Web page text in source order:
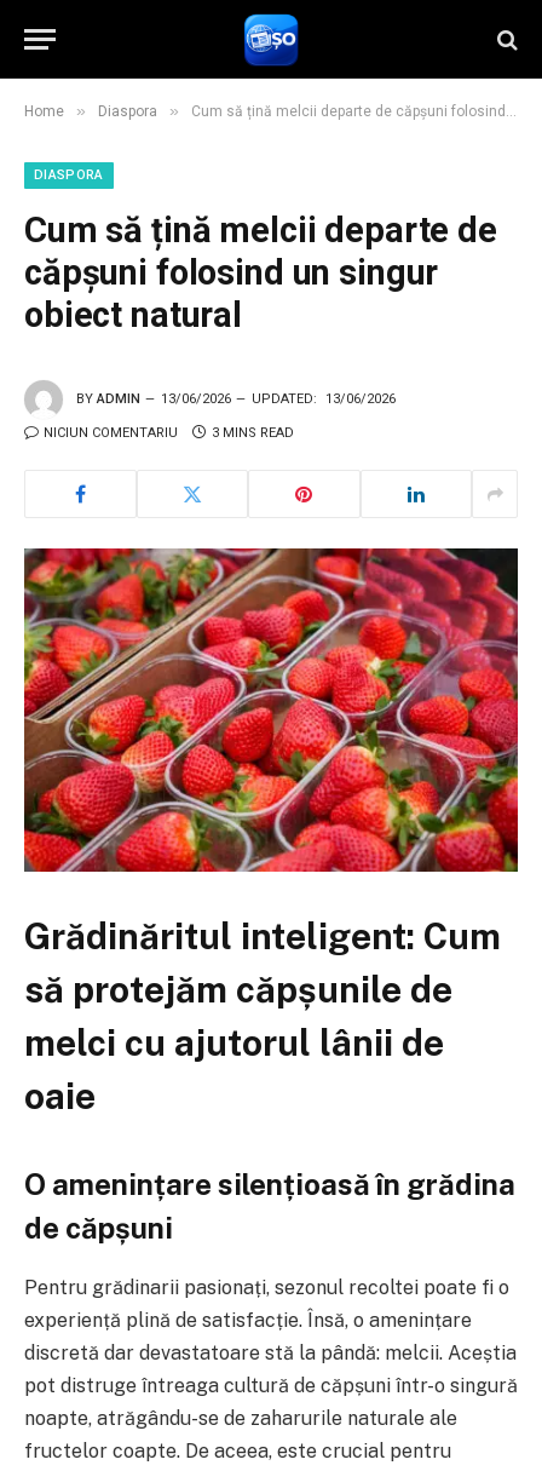
Home » Diaspora » Cum să țină melcii departe de căpșuni folosind un singur obiect natural
DIASPORA
Cum să țină melcii departe de
căpșuni folosind un singur
obiect natural
BY ADMIN 13/06/2026 UPDATED: 13/06/2026
NICIUN COMENTARIU 3 MINS READ
Grădinăritul inteligent: Cum
să protejăm căpșunile de
melci cu ajutorul lânii de
oaie
O amenințare silențioasă în grădina
de căpșuni
Pentru grădinarii pasionați, sezonul recoltei poate fi o
experiență plină de satisfacție. Însă, o amenințare
discretă dar devastatoare stă la pândă: melcii. Aceștia
pot distruge întreaga cultură de căpșuni într-o singură
noapte, atrăgându-se de zaharurile naturale ale
fructelor coapte. De aceea, este crucial pentru